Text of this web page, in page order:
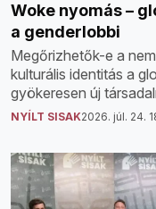
Woke nyomás –
a genderlobbi
Megőrizhetők-e a
kulturális identitás a
gyökeresen új
NYÍLT SISAK2026. júl. 24.